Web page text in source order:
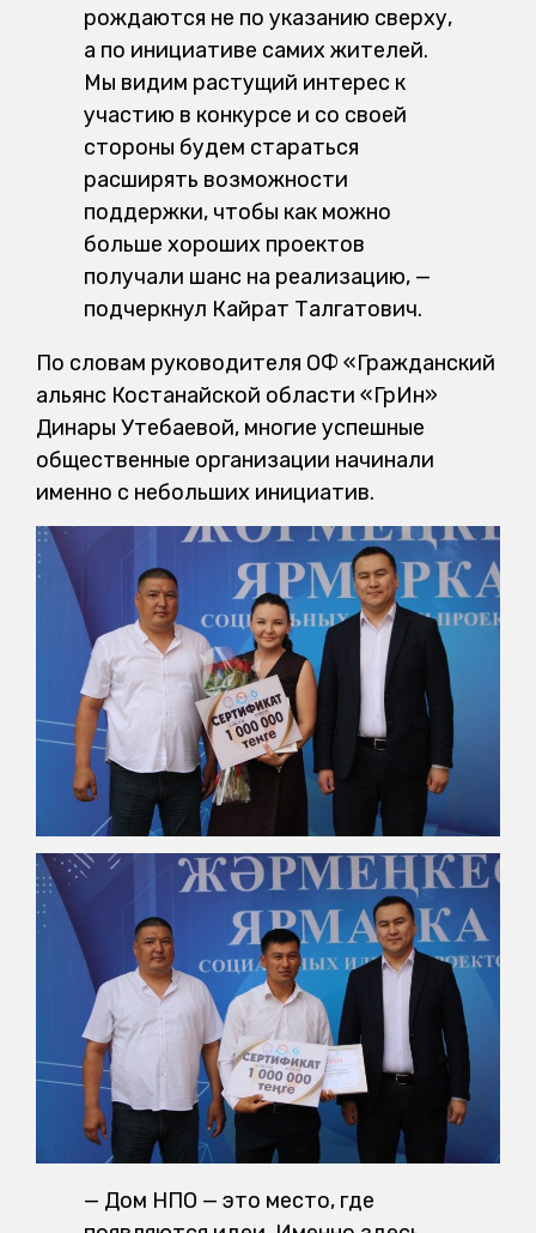
рождаются не по указанию сверху,
а по инициативе самих жителей.
Мы видим растущий интерес к
участию в конкурсе и со своей
стороны будем стараться
расширять возможности
поддержки, чтобы как можно
больше хороших проектов
получали шанс на реализацию, —
подчеркнул Кайрат Талгатович.
По словам руководителя ОФ «Гражданский
альянс Костанайской области «ГрИн»
Динары Утебаевой, многие успешные
общественные организации начинали
именно с небольших инициатив.
— Дом НПО — это место, где